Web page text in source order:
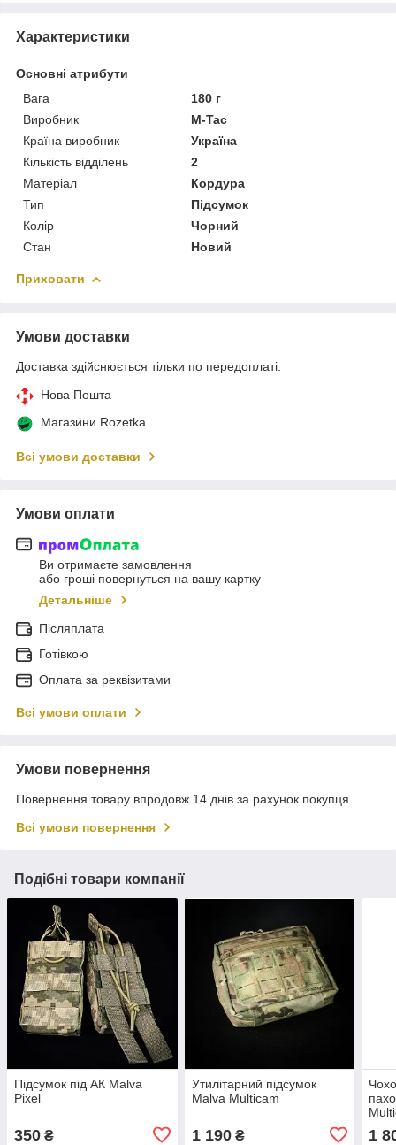
Характеристики
Основні атрибути
Вага
180 г
Виробник
M-Tac
Країна виробник
Україна
Кількість відділень
2
Матеріал
Кордура
Тип
Підсумок
Колір
Чорний
Стан
Новий
Приховати
Умови доставки
Доставка здійснюється тільки по передоплаті.
Нова Пошта
Магазини Rozetka
Всі умови доставки
Умови оплати
Ви отримаєте замовлення
або гроші повернуться на вашу картку
Детальніше
Післяплата
Готівкою
Оплата за реквізитами
Всі умови оплати
Умови повернення
Повернення товару впродовж 14 днів за рахунок покупця
Всі умови повернення
Подібні товари компанії
Підсумок під АК Malva
Pixel
350 ₴
Утилітарний підсумок
Malva Multicam
1 190₴ 1